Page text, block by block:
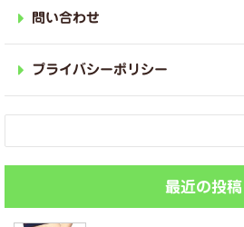
問い合わせ
プライバシーポリシー
最近の投稿